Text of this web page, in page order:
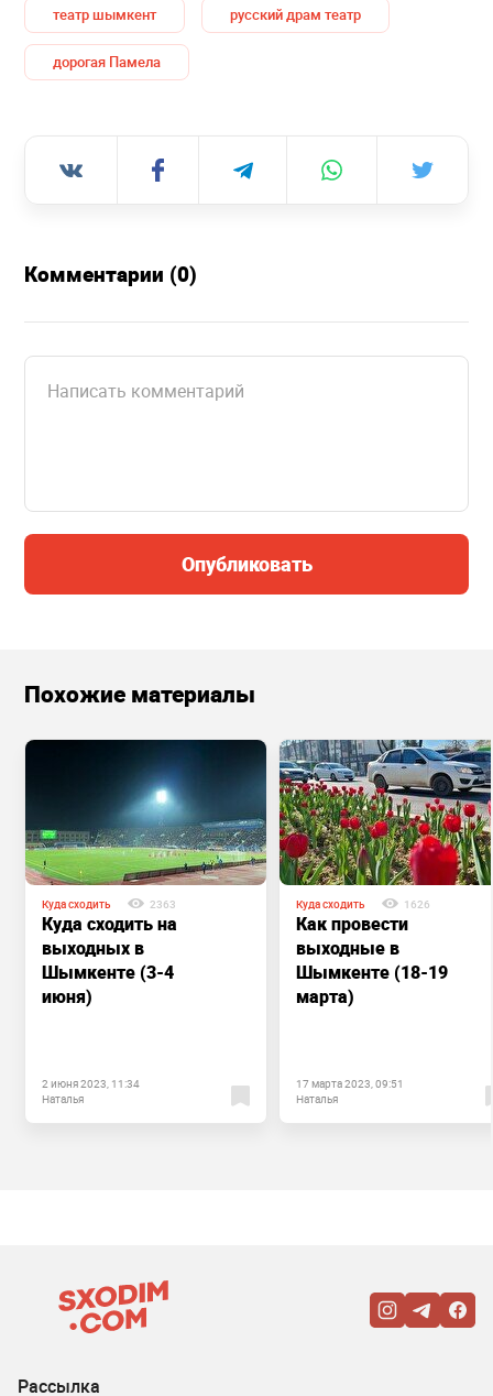
театр шымкент русский драм театр
дорогая Памела
Комментарии (0)
Опубликовать
Похожие материалы
Куда сходить 2363
Куда сходить на
выходных в
Шымкенте (3-4
июня)
2 июня 2023, 11:34
Наталья
Куда сходить 1626
Как провести
выходные в
Шымкенте (18-19
марта)
17 марта 2023, 09:51
Наталья
Рассылка